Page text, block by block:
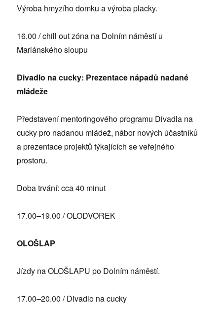
Výroba hmyzího domku a výroba placky.
16.00 / chill out zóna na Dolním náměstí u
Mariánského sloupu
Divadlo na cucky: Prezentace nápadů nadané
mládeže
Představení mentoringového programu Divadla na
cucky pro nadanou mládež, nábor nových účastníků
a prezentace projektů týkajících se veřejného
prostoru.
Doba trvání: cca 40 minut
17.00–19.00 / OLODVOREK
OLOŠLAP
Jízdy na OLOŠLAPU po Dolním náměstí.
17.00–20.00 / Divadlo na cucky